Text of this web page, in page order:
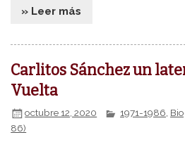
» Leer más
Carlitos Sánchez un
Vuelta
octubre 12, 2020 1971-1986,
86)